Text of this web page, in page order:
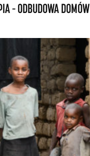
– ODBUDOWA DOMÓW